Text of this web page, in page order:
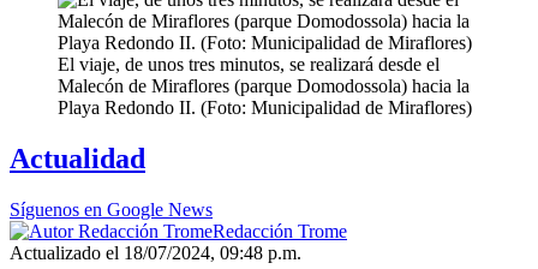
El viaje, de unos tres minutos, se realizará desde el
Malecón de Miraflores (parque Domodossola) hacia la
Playa Redondo II. (Foto: Municipalidad de Miraflores)
Actualidad
Síguenos en Google News
Redacción Trome
Actualizado el 18/07/2024, 09:48 p.m.